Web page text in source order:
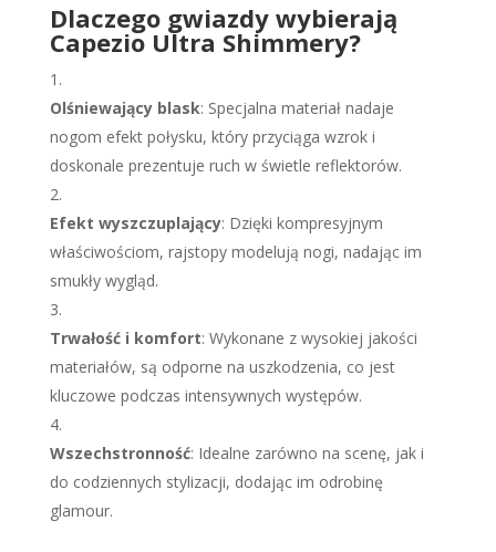
Dlaczego gwiazdy wybierają
Capezio Ultra Shimmery?
Olśniewający blask: Specjalna materiał nadaje
nogom efekt połysku, który przyciąga wzrok i
doskonale prezentuje ruch w świetle reflektorów.
Efekt wyszczuplający: Dzięki kompresyjnym
właściwościom, rajstopy modelują nogi, nadając im
smukły wygląd.
Trwałość i komfort: Wykonane z wysokiej jakości
materiałów, są odporne na uszkodzenia, co jest
kluczowe podczas intensywnych występów.
Wszechstronność: Idealne zarówno na scenę, jak i
do codziennych stylizacji, dodając im odrobinę
glamour.